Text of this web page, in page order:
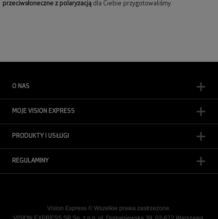
przeciwsłoneczne z polaryzacją dla Ciebie przygotowaliśmy.
O NAS
MOJE VISION EXPRESS
PRODUKTY I USŁUGI
REGULAMINY
Vision Express © Wszelkie prawa zastrzeżone.